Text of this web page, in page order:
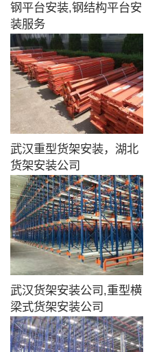
钢平台安装,钢结构平台安
装服务
武汉重型货架安装，湖北
货架安装公司
武汉货架安装公司,重型横
梁式货架安装公司